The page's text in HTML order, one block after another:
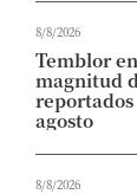
8/8/2026
Temblor
magnitud
reportados
agosto
8/8/2026